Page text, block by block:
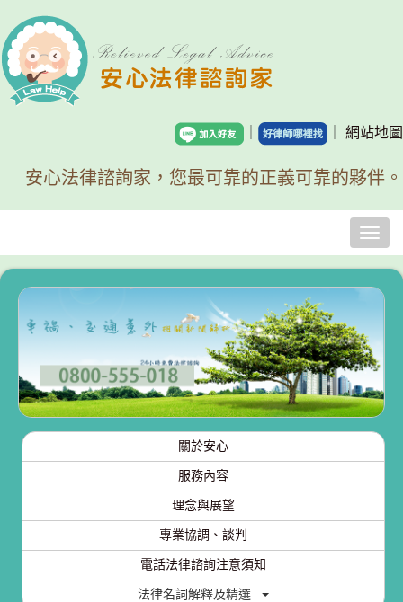
網站地圖
安心法律諮詢家，您最可靠的正義可靠的夥伴。
關於安心
服務內容
理念與展望
專業協調、談判
電話法律諮詢注意須知
法律名詞解釋及精選